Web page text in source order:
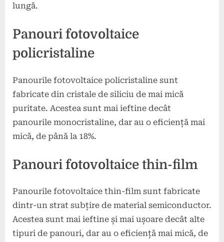
lungă.
Panouri fotovoltaice
policristaline
Panourile fotovoltaice policristaline sunt
fabricate din cristale de siliciu de mai mică
puritate. Acestea sunt mai ieftine decât
panourile monocristaline, dar au o eficiență mai
mică, de până la 18%.
Panouri fotovoltaice thin-film
Panourile fotovoltaice thin-film sunt fabricate
dintr-un strat subțire de material semiconductor.
Acestea sunt mai ieftine și mai ușoare decât alte
tipuri de panouri, dar au o eficiență mai mică, de